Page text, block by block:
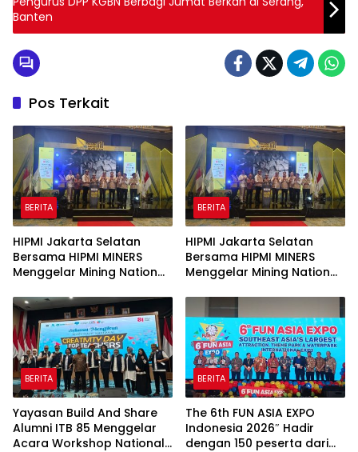
Banten
Pos Terkait
BERITA
HIPMI Jakarta Selatan
Bersama HIPMI MINERS
Menggelar Mining Nation
Indah Golf Jakarta
BERITA
HIPMI Jakarta Selatan
Bersama HIPMI MINERS
Menggelar Mining Nation
Indah Golf Jakarta
BERITA
Yayasan Build And Share
Alumni ITB 85 Menggelar
Acara Workshop National
BERITA
The 6th FUN ASIA EXPO
Indonesia 2026″ Hadir
dengan 150 peserta dari